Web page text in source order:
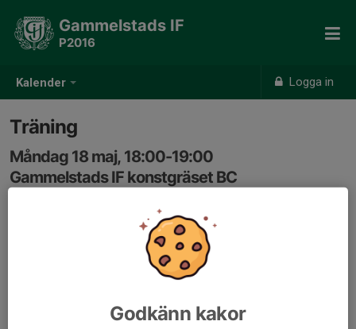
Kalender Logga in
Gammelstads IF
P2016
Träning
Måndag 18 maj, 18:00-19:00
Gammelstads IF konstgräset BC
Godkänn kakor